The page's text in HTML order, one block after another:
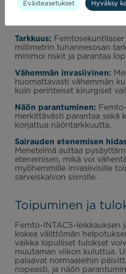
Tarkkuus:
millimetrin tuhannesosan
minimoi riskit ja parantaa
Vähemmän invasiivinen:
huomattavasti vähemmän
kuin perinteiset kirurgiset
Näön parantuminen:
merkittävästi parantaa sekä
korjattua näöntarkkuutta.
Sairauden etenemisen
Menetelmä auttaa
etenemisen, mikä voi
myöhemmille invasiivisille
sarveiskalvon siirrolle.
Toipuminen ja
Femto-INTACS-leikkauksen
kokea välittömän
vaikka lopulliset tulokset
muutaman viikon kuluttua.
palaavat normaaleihin
nopeasti, ja näön
Evästeasetukset Hyväksy